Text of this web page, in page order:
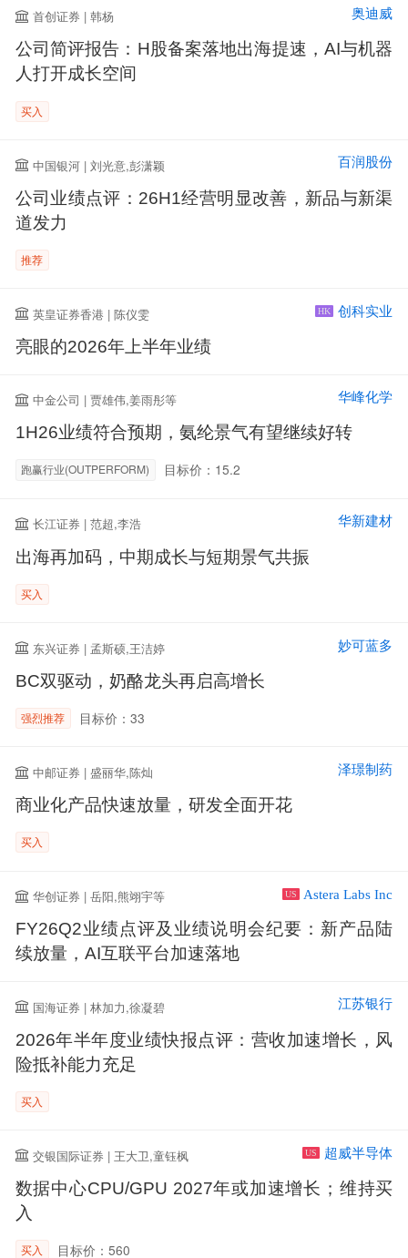
首创证券 | 韩杨 奥迪威
公司简评报告：H股备案落地出海提速，AI与机器
人打开成长空间
买入
中国银河 | 刘光意,彭潇颖 百润股份
公司业绩点评：26H1经营明显改善，新品与新渠
道发力
推荐
英皇证券香港 | 陈仪雯 HK 创科实业
亮眼的2026年上半年业绩
中金公司 | 贾雄伟,姜雨彤等 华峰化学
1H26业绩符合预期，氨纶景气有望继续好转
跑赢行业(OUTPERFORM) 目标价：15.2
长江证券 | 范超,李浩 华新建材
出海再加码，中期成长与短期景气共振
买入
东兴证券 | 孟斯硕,王洁婷 妙可蓝多
BC双驱动，奶酪龙头再启高增长
强烈推荐 目标价：33
中邮证券 | 盛丽华,陈灿 泽璟制药
商业化产品快速放量，研发全面开花
买入
华创证券 | 岳阳,熊翊宇等 US Astera Labs Inc
FY26Q2业绩点评及业绩说明会纪要：新产品陆
续放量，AI互联平台加速落地
国海证券 | 林加力,徐凝碧 江苏银行
2026年半年度业绩快报点评：营收加速增长，风
险抵补能力充足
买入
交银国际证券 | 王大卫,童钰枫 US 超威半导体
数据中心CPU/GPU 2027年或加速增长；维持买
入
买入 目标价：560